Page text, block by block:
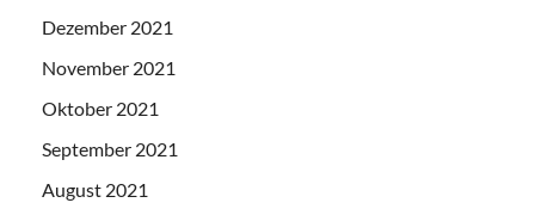
Dezember 2021
November 2021
Oktober 2021
September 2021
August 2021